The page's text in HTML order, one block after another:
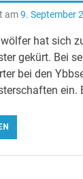
am9. September
hat sich
gekürt. Bei
bei den
ein.